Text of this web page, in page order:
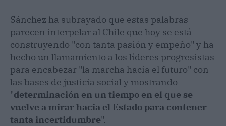
Sánchez ha subrayado que estas palabras
parecen interpelar al Chile que hoy se está
construyendo "con tanta pasión y empeño" y ha
hecho un llamamiento a los líderes progresistas
para encabezar "la marcha hacia el futuro" con
las bases de justicia social y mostrando
"determinación en un tiempo en el que se
vuelve a mirar hacia el Estado para contener
tanta incertidumbre".